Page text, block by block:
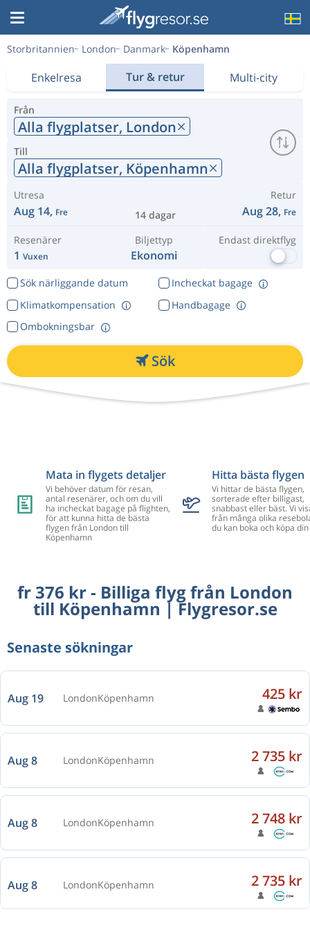
Storbritannien London Danmark Köpenhamn
Enkelresa Tur & retur Multi-city
Från
Alla flygplatser, London
Till
Alla flygplatser, Köpenhamn
Utresa
Aug 14, Fre 14 dagar
Retur
Aug 28, Fre
Resenärer
1 Vuxen
Biljettyp
Ekonomi
Endast direktflyg
Sök närliggande datum
Incheckat bagage
Klimatkompensation
Ombokningsbar
Handbagage
Sök
Mata in flygets detaljer
Vi behöver datum för resan,
antal resenärer, och om du vill
ha incheckat bagage på flighten,
för att kunna hitta de bästa
flygen från London till
Köpenhamn
Hitta bästa flygen
Vi hittar de bästa flygen,
sorterade efter billigast,
snabbast eller bäst. Vi
från många olika
du kan boka och köpa
fr 376 kr - Billiga flyg från London
till Köpenhamn | Flygresor.se
Senaste sökningar